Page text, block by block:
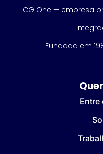
CG One — empresa
Fundada em
Entre